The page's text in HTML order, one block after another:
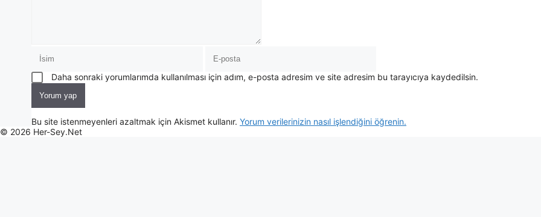
Daha sonraki yorumlarımda kullanılması için adım, e-posta adresim ve site adresim bu tarayıcıya kaydedilsin.
Bu site istenmeyenleri azaltmak için Akismet kullanır. Yorum verilerinizin nasıl işlendiğini öğrenin.
© 2026 Her-Sey.Net